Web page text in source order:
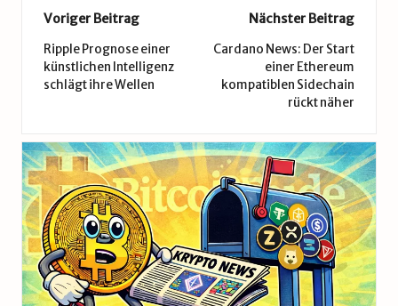
Post
navigation
Voriger Beitrag
Ripple Prognose einer
künstlichen Intelligenz
schlägt ihre Wellen
Nächster Beitrag
Cardano News: Der Start
einer Ethereum
kompatiblen Sidechain
rückt näher